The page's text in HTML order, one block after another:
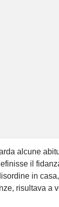
alcune
il
in
risultava a